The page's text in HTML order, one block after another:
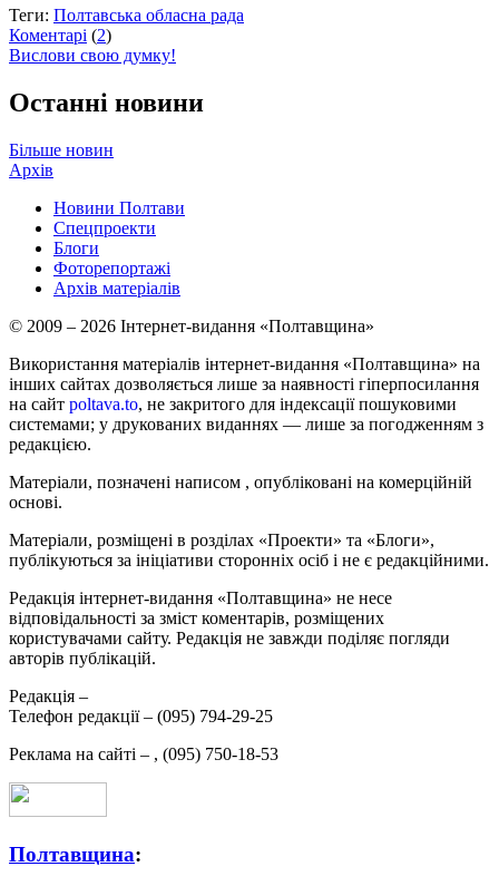
Теги: Полтавська обласна рада
Коментарі (2)
Вислови свою думку!
Останні новини
Більше новин
Архів
Новини Полтави
Спецпроекти
Блоги
Фоторепортажі
Архів матеріалів
© 2009 – 2026 Інтернет-видання «Полтавщина»
Використання матеріалів інтернет-видання «Полтавщина» на
інших сайтах дозволяється лише за наявності гіперпосилання
на сайт poltava.to, не закритого для індексації пошуковими
системами; у друкованих виданнях — лише за погодженням з
редакцією.
Матеріали, позначені написом , опубліковані на комерційній
основі.
Матеріали, розміщені в розділах «Проекти» та «Блоги»,
публікуються за ініціативи сторонніх осіб і не є редакційними.
Редакція інтернет-видання «Полтавщина» не несе
відповідальності за зміст коментарів, розміщених
користувачами сайту. Редакція не завжди поділяє погляди
авторів публікацій.
Редакція –
Телефон редакції – (095) 794-29-25
Реклама на сайті – , (095) 750-18-53
Полтавщина: